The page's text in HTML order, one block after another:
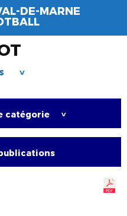
DE-MARNE
>
catégorie >